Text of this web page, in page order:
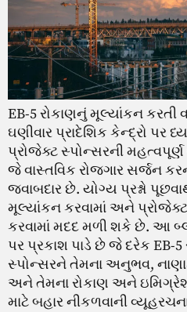
EB-5 રોકાણનું મૂલ્યાંકન કરતી
ઘણીવાર પ્રાદેશિક કેન્દ્રો પર
પ્રોજેક્ટ સ્પોન્સરની
જે વાસ્તવિક રોજગાર સર્જન
જવાબદાર છે. યોગ્ય પ્રશ્નો
મૂલ્યાંકન કરવામાં અને
કરવામાં મદદ મળી શકે છે. આ
પર પ્રકાશ પાડે છે જે દરેક EB-5
સ્પોન્સરને તેમના અનુભવ,
અને તેમના રોકાણ અને
માટે બહાર નીકળવાની